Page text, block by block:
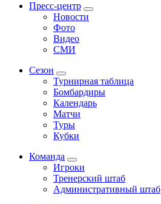
Пресс-центр
Новости
Фото
Видео
СМИ
Сезон
Турнирная таблица
Бомбардиры
Календарь
Матчи
Туры
Кубки
Команда
Игроки
Тренерский штаб
Административный штаб